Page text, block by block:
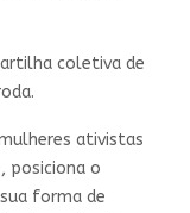
coletiva de
ativistas
posiciona o
forma de